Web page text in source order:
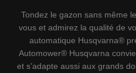
Tondez le gazon sans même
vous et admirez la qualité de
automatique Husqvarna®
Automower® Husqvarna
et s’adapte aussi aux grands